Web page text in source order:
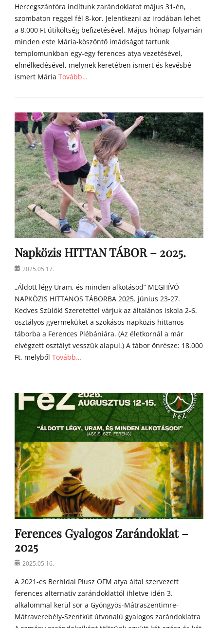
Hercegszántóra indítunk zarándoklatot május 31-én,
szombaton reggel fél 8-kor. Jelentkezni az irodában lehet
a 8.000 Ft útiköltség befizetésével. Május hónap folyamán
minden este Mária-köszöntő imádságot tartunk
templomunkban egy-egy ferences atya vezetésével,
elmélkedésével, melynek keretében ismert és kevésbé
ismert Mária Tovább…
í
r
e
k
Napközis HITTAN TÁBOR – 2025.
Posted2025.05.17.
„Áldott légy Uram, és minden alkotásod” MEGHÍVÓ
NAPKÖZIS HITTANOS TÁBORBA 2025. június 23-27.
Kedves Szülők! Szeretettel várjuk az általános iskola 2-6.
osztályos gyermeküket a szokásos napközis hittanos
táborba a Ferences Plébániára. (Az életkornál a már
elvégzett osztályt vesszük alapul.) A tábor önrésze: 18.000
Ft, melyből Tovább…
Ferences Gyalogos Zarándoklat –
2025
Posted2025.05.16.
A 2021-es Berhidai Piusz OFM atya által szervezett
ferences alternatív zarándoklattól ihletve idén 3.
alkalommal kerül sor a Gyöngyös-Mátraszentimre-
Mátraverebély-Szentkút útvonalú gyalogos zarándoklatra